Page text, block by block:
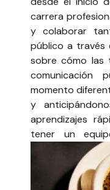
carrera
y colaborar
público a través
sobre cómo las
comunicación
momento
y
aprendizajes
tener un